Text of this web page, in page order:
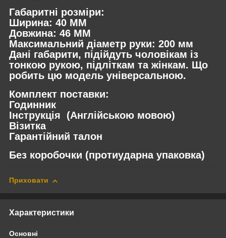
Габаритні розміри:
Ширина: 40 ММ
Довжина: 46 ММ
Максимальний діаметр руки: 200 мм
Дані габарити, підійдуть чоловікам із
тонкою рукою, підліткам та жінкам. Що
робить цю модель універсальною.
Комплект поставки:
Годинник
Інструкція (Англійською мовою)
Візитка
Гарантійний талон
Без коробочки (протиударна упаковка)
Приховати
Характеристики
Основні